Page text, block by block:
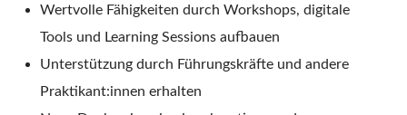
Wertvolle Fähigkeiten durch Workshops, digitale
Tools und Learning Sessions aufbauen
Unterstützung durch Führungskräfte und andere
Praktikant:innen erhalten